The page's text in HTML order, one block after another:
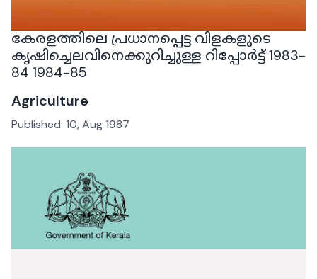
കേരളത്തിലെ പ്രധാനപ്പെട്ട വിളകളുടെ
കൃഷിച്ചെലവിനെക്കുറിച്ചുള്ള റിപ്പോർട്ട് 1983-
84 1984-85
Agriculture
Published: 10, Aug 1987